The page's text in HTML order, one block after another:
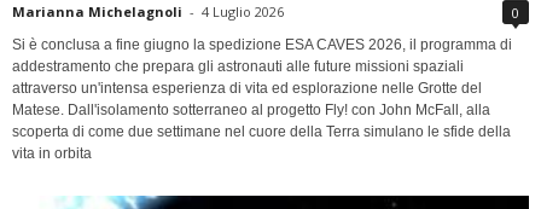
Marianna Michelagnoli - 4 Luglio 2026 0
Si è conclusa a fine giugno la spedizione ESA CAVES 2026, il programma di
addestramento che prepara gli astronauti alle future missioni spaziali
attraverso un'intensa esperienza di vita ed esplorazione nelle Grotte del
Matese. Dall'isolamento sotterraneo al progetto Fly! con John McFall, alla
scoperta di come due settimane nel cuore della Terra simulano le sfide della
vita in orbita